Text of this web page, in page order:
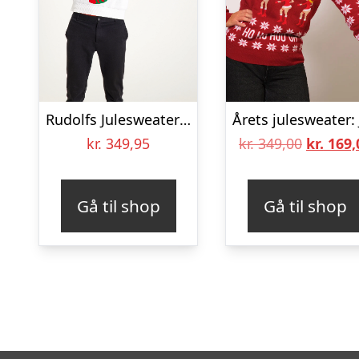
Rudolfs Julesweater Grøn – herre / mænd.
kr. 349,95
Gå til shop
kr.349,00 Den
kr.
kr.
Gå til shop